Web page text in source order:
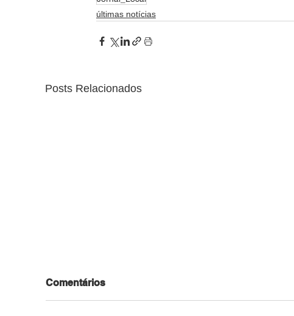
últimas notícias
Posts Relacionados
Comentários